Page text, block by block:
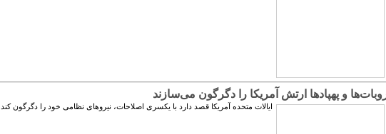
و پهپادها ارتش آمریکا را دگرگون می‌سازند
ایالات متحده آمریکا قصد دارد با یکسری اصلاحات، نیروهای نظامی خود را دگرگون کند